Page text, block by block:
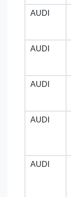
AUDI
AUDI
AUDI
AUDI
AUDI